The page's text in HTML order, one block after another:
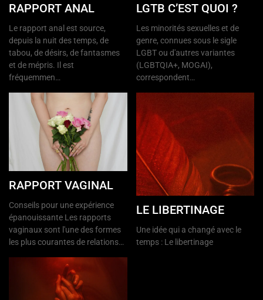
RAPPORT ANAL
Le rapport anal est source,
depuis la nuit des temps, de
tabou, de désirs, de fantasmes
et de mépris. Il est
fréquemmen…
LGTB C’EST QUOI ?
Les minorités sexuelles et de
genre, connues sous le sigle
LGBT ou d'autres variantes
(LGBTQIA+, MOGAI),
correspondent…
RAPPORT VAGINAL
Conseils pour une expérience
épanouissante Les rapports
vaginaux sont l'une des formes
les plus courantes de relations…
LE LIBERTINAGE
Une idée qui a changé avec le
temps : Le libertinage